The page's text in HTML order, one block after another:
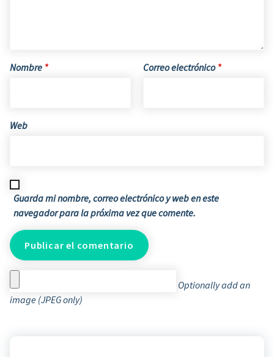
Nombre * Correo electrónico *
Web
Guarda mi nombre, correo electrónico y web en este
navegador para la próxima vez que comente.
Optionally add an
image (JPEG only)